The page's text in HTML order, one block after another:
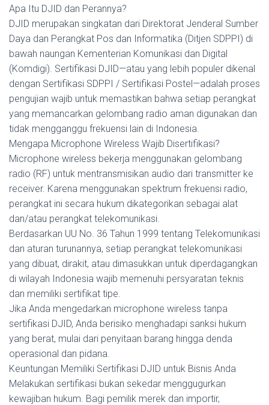
Apa Itu DJID dan Perannya?
DJID merupakan singkatan dari Direktorat Jenderal Sumber
Daya dan Perangkat Pos dan Informatika (Ditjen SDPPI) di
bawah naungan Kementerian Komunikasi dan Digital
(Komdigi). Sertifikasi DJID—atau yang lebih populer dikenal
dengan Sertifikasi SDPPI / Sertifikasi Postel—adalah proses
pengujian wajib untuk memastikan bahwa setiap perangkat
yang memancarkan gelombang radio aman digunakan dan
tidak mengganggu frekuensi lain di Indonesia.
Mengapa Microphone Wireless Wajib Disertifikasi?
Microphone wireless bekerja menggunakan gelombang
radio (RF) untuk mentransmisikan audio dari transmitter ke
receiver. Karena menggunakan spektrum frekuensi radio,
perangkat ini secara hukum dikategorikan sebagai alat
dan/atau perangkat telekomunikasi.
Berdasarkan UU No. 36 Tahun 1999 tentang Telekomunikasi
dan aturan turunannya, setiap perangkat telekomunikasi
yang dibuat, dirakit, atau dimasukkan untuk diperdagangkan
di wilayah Indonesia wajib memenuhi persyaratan teknis
dan memiliki sertifikat tipe.
Jika Anda mengedarkan microphone wireless tanpa
sertifikasi DJID, Anda berisiko menghadapi sanksi hukum
yang berat, mulai dari penyitaan barang hingga denda
operasional dan pidana.
Keuntungan Memiliki Sertifikasi DJID untuk Bisnis Anda
Melakukan sertifikasi bukan sekedar menggugurkan
kewajiban hukum. Bagi pemilik merek dan importir,